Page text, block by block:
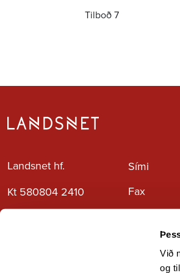
Við
og
Tilboð 7
Landsnet hf.
Kt 580804 2410
Sími
Fax